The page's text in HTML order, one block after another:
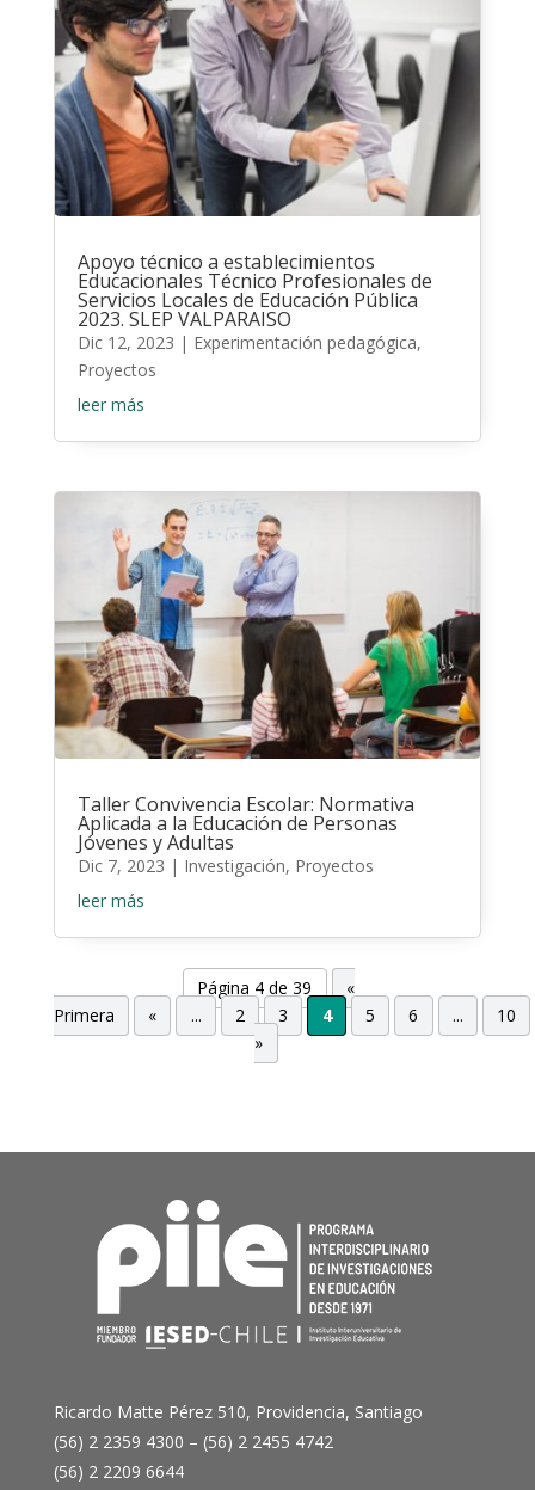
Apoyo técnico a establecimientos
Educacionales Técnico Profesionales de
Servicios Locales de Educación Pública
2023. SLEP VALPARAISO
Dic 12, 2023 | Experimentación pedagógica,
Proyectos
leer más
Taller Convivencia Escolar: Normativa
Aplicada a la Educación de Personas
Jóvenes y Adultas
Dic 7, 2023 | Investigación, Proyectos
leer más
Página 4 de 39
«
Primera
« ... 2 3 4 5 6 ...
10
»
Ricardo Matte Pérez 510, Providencia, Santiago
(56) 2 2359 4300 – (56) 2 2455 4742
(56) 2 2209 6644